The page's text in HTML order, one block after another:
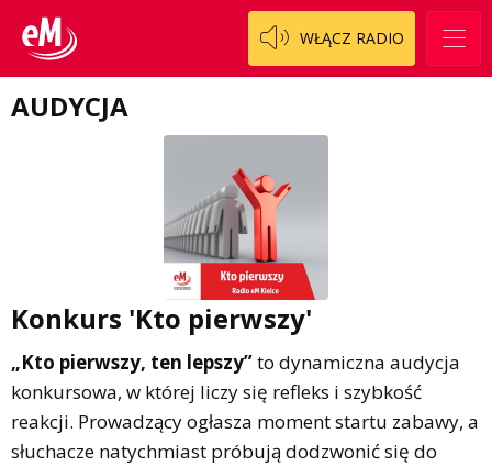
WŁĄCZ RADIO
Tak wierzę
W starych Kielcach
Regulamin konkursu Zwierzak naszej klasy
AUDYCJA
Konkurs 'Kto pierwszy'
„Kto pierwszy, ten lepszy”to dynamiczna audycja
konkursowa, w której liczy się refleks i szybkość
reakcji. Prowadzący ogłasza moment startu zabawy, a
słuchacze natychmiast próbują dodzwonić się do